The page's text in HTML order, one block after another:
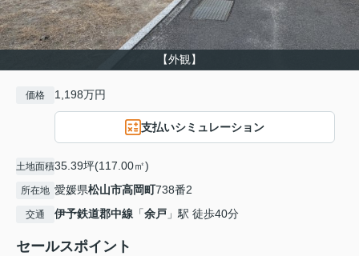
【外観】
価格 1,198万円
支払いシミュレーション
土地面積35.39坪(117.00㎡)
所在地 愛媛県松山市高岡町738番2
交通 伊予鉄道郡中線 「余戸 」駅 徒歩40分
セールスポイント